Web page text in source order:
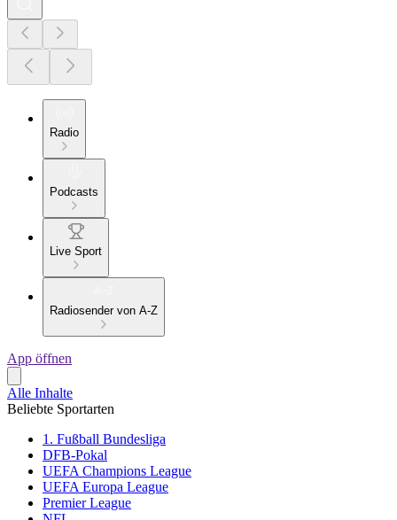
Radio
Podcasts
Live Sport
Radiosender von A-Z
App öffnen
Alle Inhalte
Beliebte Sportarten
1. Fußball Bundesliga
DFB-Pokal
UEFA Champions League
UEFA Europa League
Premier League